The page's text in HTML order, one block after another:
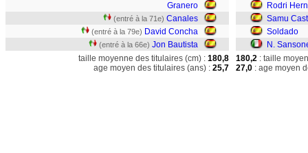
Granero
(entré à la 71e) Canales
(entré à la 79e) David Concha
(entré à la 66e) Jon Bautista
Rodri
Samu
Soldado
N.
taille moyenne des titulaires (cm) : 180,8
age moyen des titulaires (ans) : 25,7
180,2 : taille
27,0 : age moyen